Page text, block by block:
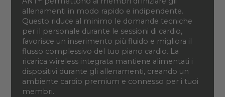
allenamenti in modo rapido e indipendente.
Questo riduce al minimo le domande tecniche
per il personale durante le sessioni di cardio,
favorisce un inserimento più fluido e migliora il
flusso complessivo del tuo piano cardio. La
ricarica wireless integrata mantiene alimentati i
dispositivi durante gli allenamenti, creando un
ambiente cardio premium e connesso per i tuoi
membri.